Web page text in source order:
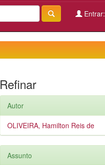
Entrar:
Refinar
Autor
OLIVEIRA, Hamilton Reis de
Assunto